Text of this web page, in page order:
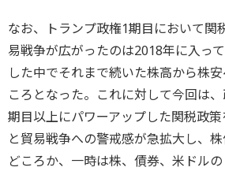
なお、トランプ政権1期目において関
易戦争が広がったのは2018年に入っ
した中でそれまで続いた株高から株
ころとなった。これに対して今回は
期目以上にパワーアップした関税政
と貿易戦争への警戒感が急拡大し、
どころか、一時は株、債券、米ドル